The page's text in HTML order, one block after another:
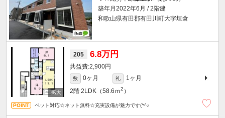
築年月2022年6月 / 2階建
和歌山県有田郡有田川町大字垣倉
205 6.8万円
2,900円
敷 0ヶ月 礼
1ヶ月
2階 2LDK（58.6ｍ2 ）
ペット対応☆ネット無料☆充実設備が魅力です(^^♪